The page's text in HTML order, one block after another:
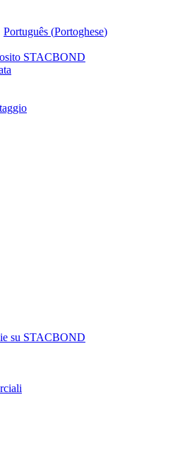
Português (Portoghese)
STACBOND
su STACBOND